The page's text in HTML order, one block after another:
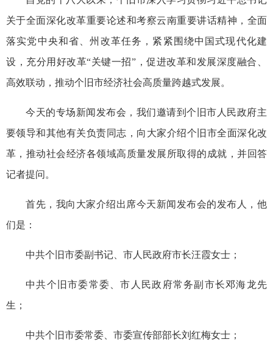
关于全面深化改革重要论述和考察云南重要讲话精神，全面
落实党中央和省、州改革任务，紧紧围绕中国式现代化建
设，充分用好改革“关键一招”，促进改革和发展深度融合、
高效联动，推动个旧市经济社会高质量跨越式发展。
今天的专场新闻发布会，我们邀请到个旧市人民政府主
要领导和其他有关负责同志，向大家介绍个旧市全面深化改
革，推动社会经济各领域高质量发展所取得的成就，并回答
记者提问。
首先，我向大家介绍出席今天新闻发布会的发布人，他
们是：
中共个旧市委副书记、市人民政府市长汪霞女士；
中共个旧市委常委、市人民政府常务副市长邓海龙先
生；
中共个旧市委常委、市委宣传部部长刘红梅女士；